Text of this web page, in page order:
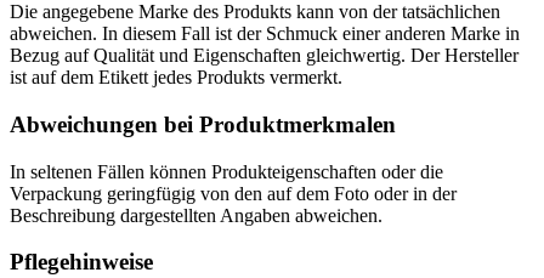
Die angegebene Marke des Produkts kann von der tatsächlichen
abweichen. In diesem Fall ist der Schmuck einer anderen Marke in
Bezug auf Qualität und Eigenschaften gleichwertig. Der Hersteller
ist auf dem Etikett jedes Produkts vermerkt.
Abweichungen bei Produktmerkmalen
In seltenen Fällen können Produkteigenschaften oder die
Verpackung geringfügig von den auf dem Foto oder in der
Beschreibung dargestellten Angaben abweichen.
Pflegehinweise